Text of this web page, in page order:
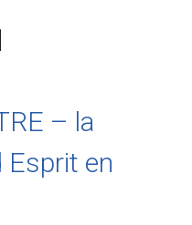
– la
Esprit en